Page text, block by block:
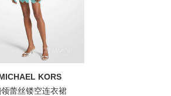
KORS
蕾丝镂空连衣裙